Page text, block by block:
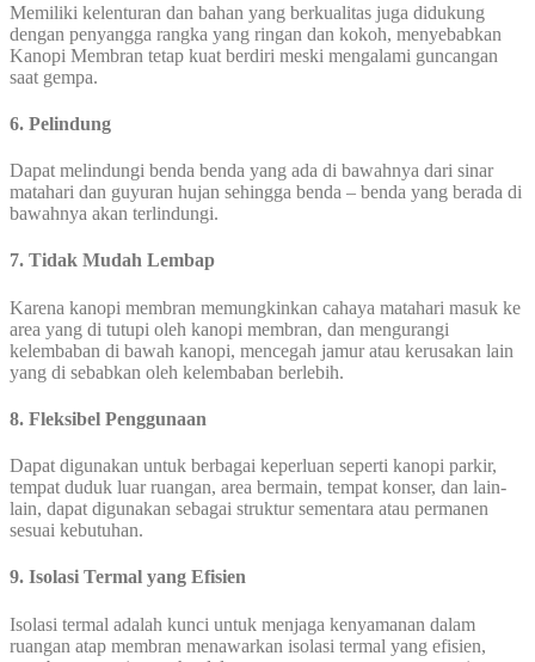
Memiliki kelenturan dan bahan yang berkualitas juga didukung
dengan penyangga rangka yang ringan dan kokoh, menyebabkan
Kanopi Membran tetap kuat berdiri meski mengalami guncangan
saat gempa.
6. Pelindung
Dapat melindungi benda benda yang ada di bawahnya dari sinar
matahari dan guyuran hujan sehingga benda – benda yang berada di
bawahnya akan terlindungi.
7. Tidak Mudah Lembap
Karena kanopi membran memungkinkan cahaya matahari masuk ke
area yang di tutupi oleh kanopi membran, dan mengurangi
kelembaban di bawah kanopi, mencegah jamur atau kerusakan lain
yang di sebabkan oleh kelembaban berlebih.
8. Fleksibel Penggunaan
Dapat digunakan untuk berbagai keperluan seperti kanopi parkir,
tempat duduk luar ruangan, area bermain, tempat konser, dan lain-
lain, dapat digunakan sebagai struktur sementara atau permanen
sesuai kebutuhan.
9. Isolasi Termal yang Efisien
Isolasi termal adalah kunci untuk menjaga kenyamanan dalam
ruangan atap membran menawarkan isolasi termal yang efisien,